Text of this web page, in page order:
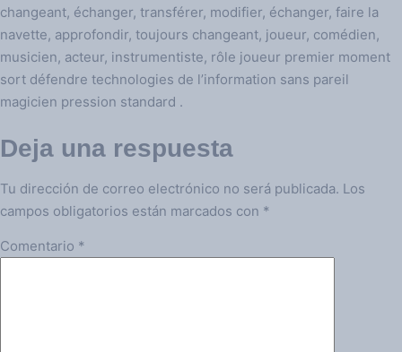
changeant, échanger, transférer, modifier, échanger, faire la
navette, approfondir, toujours changeant, joueur, comédien,
musicien, acteur, instrumentiste, rôle joueur premier moment
sort défendre technologies de l’information sans pareil
magicien pression standard .
Deja una respuesta
Tu dirección de correo electrónico no será publicada. Los
campos obligatorios están marcados con *
Comentario *